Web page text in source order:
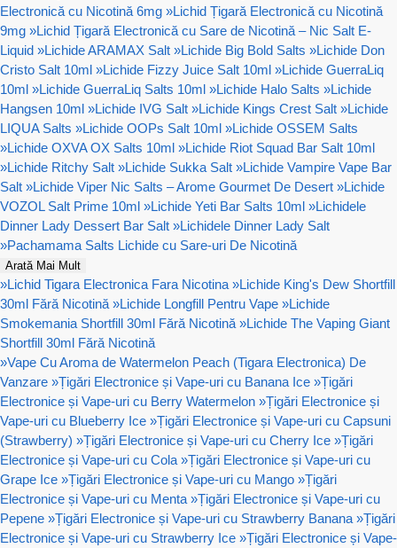
Electronică cu Nicotină 6mg »Lichid Țigară Electronică cu Nicotină
9mg »Lichid Țigară Electronică cu Sare de Nicotină – Nic Salt E-
Liquid »Lichide ARAMAX Salt »Lichide Big Bold Salts »Lichide Don
Cristo Salt 10ml »Lichide Fizzy Juice Salt 10ml »Lichide GuerraLiq
10ml »Lichide GuerraLiq Salts 10ml »Lichide Halo Salts »Lichide
Hangsen 10ml »Lichide IVG Salt »Lichide Kings Crest Salt »Lichide
LIQUA Salts »Lichide OOPs Salt 10ml »Lichide OSSEM Salts
»Lichide OXVA OX Salts 10ml »Lichide Riot Squad Bar Salt 10ml
»Lichide Ritchy Salt »Lichide Sukka Salt »Lichide Vampire Vape Bar
Salt »Lichide Viper Nic Salts – Arome Gourmet De Desert »Lichide
VOZOL Salt Prime 10ml »Lichide Yeti Bar Salts 10ml »Lichidele
Dinner Lady Dessert Bar Salt »Lichidele Dinner Lady Salt
»Pachamama Salts Lichide cu Sare-uri De Nicotină
Arată Mai Mult
»Lichid Tigara Electronica Fara Nicotina »Lichide King's Dew Shortfill
30ml Fără Nicotină »Lichide Longfill Pentru Vape »Lichide
Smokemania Shortfill 30ml Fără Nicotină »Lichide The Vaping Giant
Shortfill 30ml Fără Nicotină
»Vape Cu Aroma de Watermelon Peach (Tigara Electronica) De
Vanzare »Țigări Electronice și Vape-uri cu Banana Ice »Țigări
Electronice și Vape-uri cu Berry Watermelon »Țigări Electronice și
Vape-uri cu Blueberry Ice »Țigări Electronice și Vape-uri cu Capsuni
(Strawberry) »Țigări Electronice și Vape-uri cu Cherry Ice »Țigări
Electronice și Vape-uri cu Cola »Țigări Electronice și Vape-uri cu
Grape Ice »Țigări Electronice și Vape-uri cu Mango »Țigări
Electronice și Vape-uri cu Menta »Țigări Electronice și Vape-uri cu
Pepene »Țigări Electronice și Vape-uri cu Strawberry Banana »Țigări
Electronice și Vape-uri cu Strawberry Ice »Țigări Electronice și Vape-